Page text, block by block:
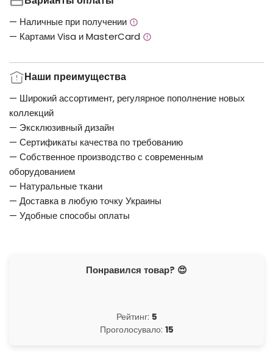
— Наличные при получении
— Картами Visa и MasterCard
Наши преимущества
— Широкий ассортимент, регулярное пополнение новых
коллекций
— Эксклюзивный дизайн
— Сертификаты качества по требованию
— Собственное производство с современным
оборудованием
— Натуральные ткани
— Доставка в любую точку Украины
— Удобные способы оплаты
Понравился товар? 😍
Рейтинг: 5
Проголосувало: 15